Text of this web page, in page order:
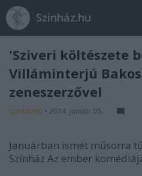
Színház.hu
'Sziveri költészete
Villáminterjú
zeneszerzővel
szinhazhu • 2014. január 05.
Januárban ismét műsorra
Színház Az ember